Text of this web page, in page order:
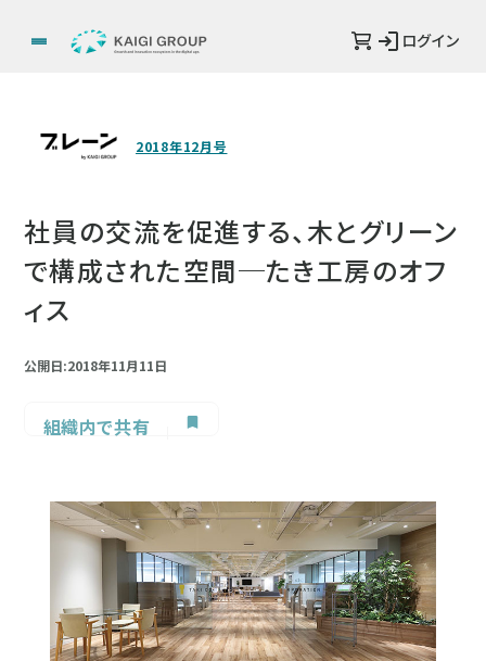
ログイン
2018年12月号
社員の交流を促進する、木とグリーン
で構成された空間─たき工房のオフ
ィス
公開日:2018年11月11日
組織内で共有